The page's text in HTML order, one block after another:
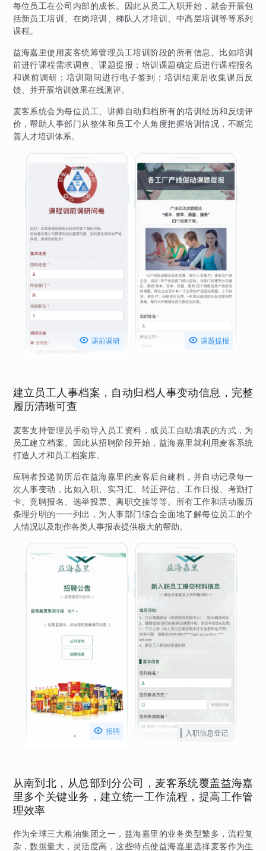
每位员工在公司内部的成长。因此从员工入职开始，就会开展包
括新员工培训、在岗培训、梯队人才培训、中高层培训等等系列
课程。
益海嘉里使用麦客统筹管理员工培训阶段的所有信息。比如培训
前进行课程需求调查、课题提报；培训课题确定后进行课程报名
和课前调研；培训期间进行电子签到；培训结束后收集课后反
馈、并开展培训效果在线测评。
麦客系统会为每位员工、讲师自动归档所有的培训经历和反馈评
价，帮助人事部门从整体和员工个人角度把握培训情况，不断完
善人才培训体系。
 课前调研  课题提报
建立员工人事档案，自动归档人事变动信息，完整
履历清晰可查
麦客支持管理员手动导入员工资料，或员工自助填表的方式，为
员工建立档案。因此从招聘阶段开始，益海嘉里就利用麦客系统
打造人才和员工档案库。
应聘者投递简历后在益海嘉里的麦客后台建档，并自动记录每一
次人事变动，比如入职、实习汇、转正评估、工作日报、考勤打
卡、竞聘报名、选举投票、离职交接等等。所有工作和活动履历
条理分明的一一列出，为人事部门综合全面地了解每位员工的个
人情况以及制作各类人事报表提供极大的帮助。
 招聘 入职信息登记
从南到北，从总部到分公司，麦客系统覆盖益海嘉
里多个关键业务，建立统一工作流程，提高工作管
理效率
作为全球三大粮油集团之一，益海嘉里的业务类型繁多，流程复
杂，数据量大，灵活度高，这些特点使益海嘉里选择麦客作为生